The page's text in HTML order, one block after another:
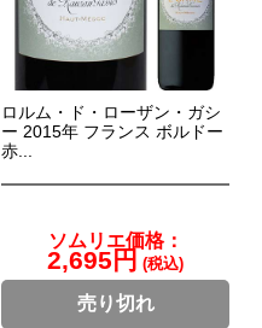
ロルム・ド・ローザン・ガシ
ー 2015年 フランス ボルドー
赤...
ソムリエ価格：
2,695円 (税込)
売り切れ